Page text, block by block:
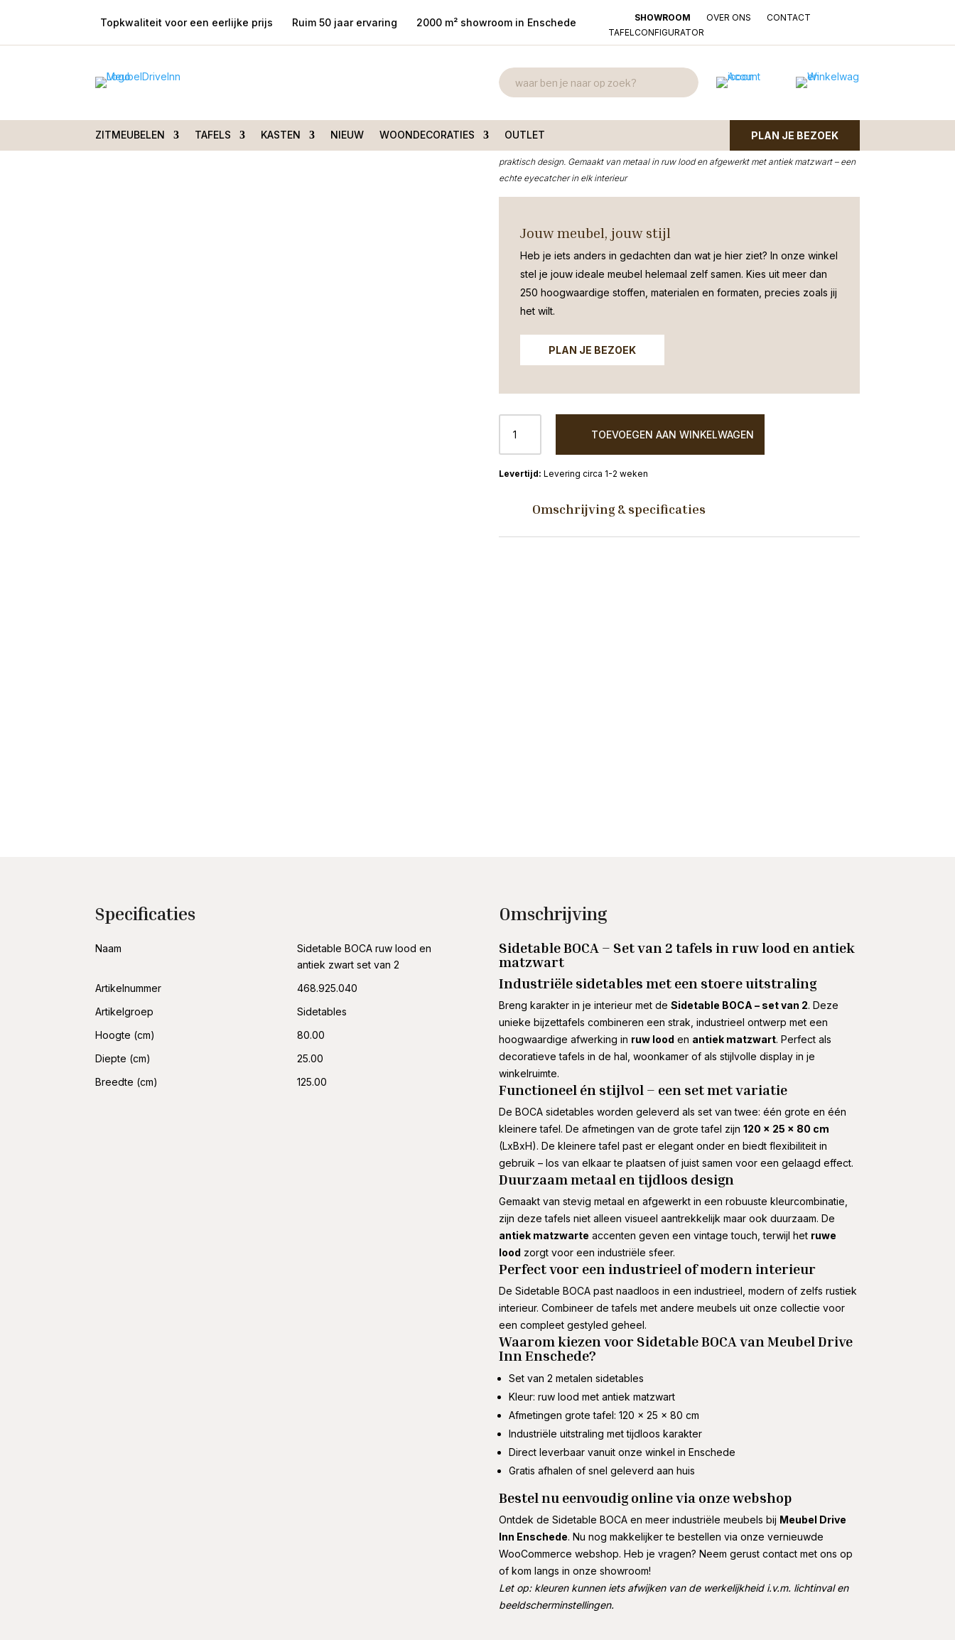
Topkwaliteit voor een eerlijke prijs Ruim 50 jaar ervaring 2000 m² showroom in Enschede SHOWROOM OVER ONS
CONTACT
TAFELCONFIGURATOR
ZITMEUBELEN TAFELS KASTEN NIEUW WOONDECORATIES OUTLET PLAN JE BEZOEK
set van 2
zwart set van 2
€459,00
praktisch design. Gemaakt van metaal in ruw lood en afgewerkt met antiek matzwart – een
echte eyecatcher in elk interieur
Jouw meubel, jouw stijl
Heb je iets anders in gedachten dan wat je hier ziet? In onze winkel
stel je jouw ideale meubel helemaal zelf samen. Kies uit meer dan
250 hoogwaardige stoffen, materialen en formaten, precies zoals jij
het wilt.
PLAN JE BEZOEK
BOCA
ruw
lood
set
TOEVOEGEN AAN WINKELWAGEN
Levering circa 1-2 weken
Omschrijving & specificaties
Specificaties
Naam
Sidetable BOCA ruw lood en
antiek zwart set van 2
Artikelnummer
468.925.040
Artikelgroep
Sidetables
Hoogte (cm)
80.00
Diepte (cm)
25.00
Breedte (cm)
125.00
Omschrijving
Sidetable BOCA – Set van 2 tafels in ruw lood en antiek
matzwart
Industriële sidetables met een stoere uitstraling
Breng karakter in je interieur met de Sidetable BOCA – set van 2. Deze
unieke bijzettafels combineren een strak, industrieel ontwerp met een
hoogwaardige afwerking in ruw lood en antiek matzwart. Perfect als
decoratieve tafels in de hal, woonkamer of als stijlvolle display in je
winkelruimte.
Functioneel én stijlvol – een set met variatie
De BOCA sidetables worden geleverd als set van twee: één grote en één
kleinere tafel. De afmetingen van de grote tafel zijn 120 x 25 x 80 cm
(LxBxH). De kleinere tafel past er elegant onder en biedt flexibiliteit in
gebruik – los van elkaar te plaatsen of juist samen voor een gelaagd effect.
Duurzaam metaal en tijdloos design
Gemaakt van stevig metaal en afgewerkt in een robuuste kleurcombinatie,
zijn deze tafels niet alleen visueel aantrekkelijk maar ook duurzaam. De
antiek matzwarte accenten geven een vintage touch, terwijl het ruwe
lood zorgt voor een industriële sfeer.
Perfect voor een industrieel of modern interieur
De Sidetable BOCA past naadloos in een industrieel, modern of zelfs rustiek
interieur. Combineer de tafels met andere meubels uit onze collectie voor
een compleet gestyled geheel.
Waarom kiezen voor Sidetable BOCA van Meubel Drive
Inn Enschede?
Set van 2 metalen sidetables
Kleur: ruw lood met antiek matzwart
Afmetingen grote tafel: 120 x 25 x 80 cm
Industriële uitstraling met tijdloos karakter
Direct leverbaar vanuit onze winkel in Enschede
Gratis afhalen of snel geleverd aan huis
Bestel nu eenvoudig online via onze webshop
Ontdek de Sidetable BOCA en meer industriële meubels bij Meubel Drive
Inn Enschede. Nu nog makkelijker te bestellen via onze vernieuwde
WooCommerce webshop. Heb je vragen? Neem gerust contact met ons op
of kom langs in onze showroom!
Let op: kleuren kunnen iets afwijken van de werkelijkheid i.v.m. lichtinval en
beeldscherminstellingen.